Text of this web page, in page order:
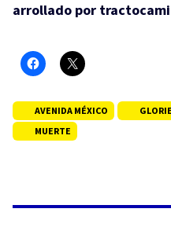
arrollado por
AVENIDA MÉXICO
MUERTE